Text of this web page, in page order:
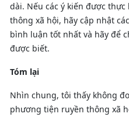
dài. Nếu các ý kiến được
thông xã hội, hãy cập nhật
bình luận tốt nhất và hãy để
được biết.
Tóm lại
Nhìn chung, tôi thấy không
phương tiện ruyền thông xã